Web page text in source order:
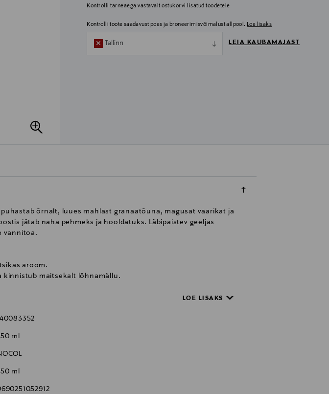
Kontrolli tarneaega vastavalt ostukorvi lisatud toodetele
Kontrolli toote saadavust poes ja broneerimisvõimalust allpool. Loe lisaks
Tallinn LEIA KAUBAMAJAST
õrnalt, luues mahlast granaatõuna, magusat vaarikat ja
jätab naha pehmeks ja hooldatuks. Läbipaistev geeljas
vannitoa.
aroom.
kinnistub maitsekalt lõhnamällu.
brändi kehalõhnade, käteseepide, kreemide ning
isikliku lõhnabuketi. Proovi oma lemmikkombinatsioone:
sidrunbasiiliku ja mandariini kooslus loob mõrkja, atraktiivse
LOE LISAKS
ml
ml